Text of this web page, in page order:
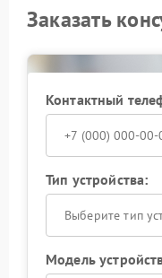
Заказать
Контактный
Тип устройства:
Выберите тип
Модель